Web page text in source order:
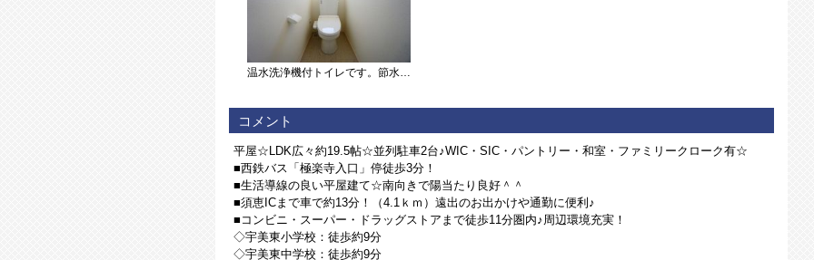
温水洗浄機付トイレです。節水機能もあるので、安心して使えますね。
コメント
平屋☆LDK広々約19.5帖☆並列駐車2台♪WIC・SIC・パントリー・和室・ファミリークローク有☆
■西鉄バス「極楽寺入口」停徒歩3分！
■生活導線の良い平屋建て☆南向きで陽当たり良好＾＾
■須恵ICまで車で約13分！（4.1ｋｍ）遠出のお出かけや通勤に便利♪
■コンビニ・スーパー・ドラッグストアまで徒歩11分圏内♪周辺環境充実！
◇宇美東小学校：徒歩約9分
◇宇美東中学校：徒歩約9分